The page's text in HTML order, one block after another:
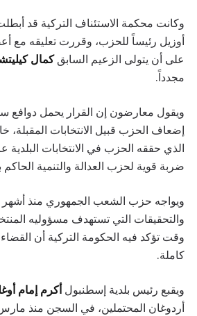
وكانت محكمة الاستئناف التركية قد
أوزيل رئيساً للحزب، وقررت تعليقه مع
على أن يتولى الزعيم السابقكمال
مجدداً.
ويقول معارضون إن القرار يحمل دوافع
إضعاف الحزب قبيل الانتخابات المقبلة،
ضربة قوية لحزب العدالة والتنمية الحاكم
ويواجه حزب الشعب الجمهوري منذ أشهر
والتحقيقات التي تستهدف مسؤوليه
وقت تؤكد فيه الحكومة التركية أن القضاء
كاملة.
ويقبع رئيس بلدية إسطنبول أكرم إمام
أردوغان المحتملين، في السجن منذ